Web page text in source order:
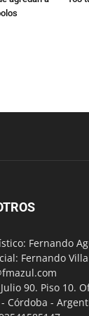
Fernando
Fernando
90. Piso 10.
Córdoba -